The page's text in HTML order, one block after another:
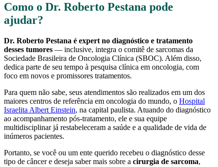
Como o Dr. Roberto Pestana pode
ajudar?
Dr. Roberto Pestana é expert no diagnóstico e tratamento
desses tumores — inclusive, integra o comitê de sarcomas da
Sociedade Brasileira de Oncologia Clínica (SBOC). Além disso,
dedica parte de seu tempo à pesquisa clínica em oncologia, com
foco em novos e promissores tratamentos.
Para quem não sabe, seus atendimentos são realizados em um dos
maiores centros de referência em oncologia do mundo, o Hospital
Israelita Albert Einstein, na capital paulista. Atuando do diagnóstico
ao acompanhamento pós-tratamento, ele e sua equipe
multidisciplinar já restabeleceram a saúde e a qualidade de vida de
inúmeros pacientes.
Portanto, se você ou um ente querido recebeu o diagnóstico desse
tipo de câncer e deseja saber mais sobre a cirurgia de sarcoma,